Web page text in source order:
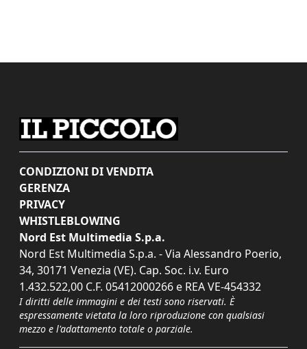
CONDIZIONI DI VENDITA
GERENZA
PRIVACY
WHISTLEBLOWING
Nord Est Multimedia S.p.a.
Nord Est Multimedia S.p.a. - Via Alessandro Poerio,
34, 30171 Venezia (VE). Cap. Soc. i.v. Euro
1.432.522,00 C.F. 05412000266 e REA VE-454332
I diritti delle immagini e dei testi sono riservati. È
espressamente vietata la loro riproduzione con qualsiasi
mezzo e l'adattamento totale o parziale.